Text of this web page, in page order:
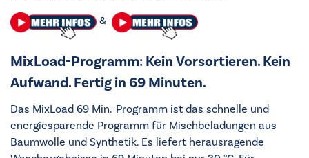
&
MixLoad-Programm: Kein Vorsortieren. Kein
Aufwand. Fertig in 69 Minuten.
Das MixLoad 69 Min.-Programm ist das schnelle und
energiesparende Programm für Mischbeladungen aus
Baumwolle und Synthetik. Es liefert herausragende